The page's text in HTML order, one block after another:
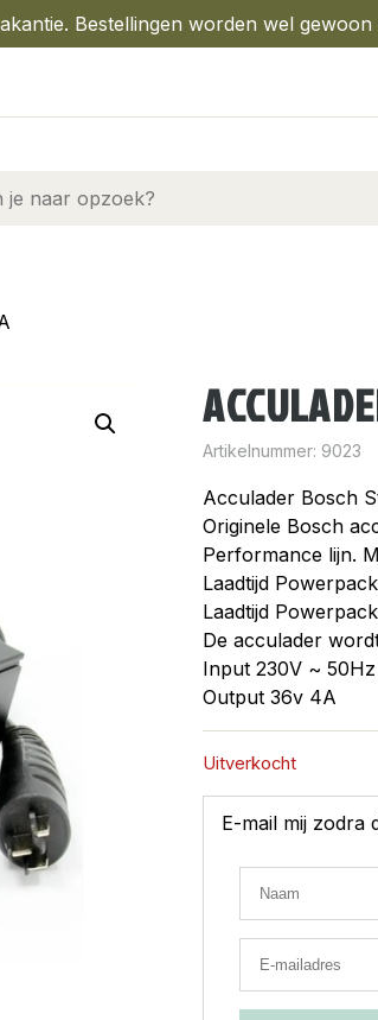
Bestellingen worden wel
Artikelnummer: 9023
Acculader Bosch
Originele Bosch
Performance lijn.
Laadtijd
Laadtijd
De acculader
Input 230V ~ 50Hz
Output 36v 4A
Uitverkocht
E-mail mij zodra